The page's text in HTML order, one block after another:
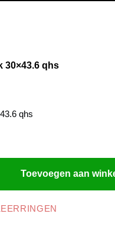
30×43.6 qhs
qhs
Toevoegen aan